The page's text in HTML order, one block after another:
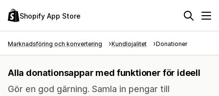
Shopify App Store
Marknadsföring och konvertering Kundlojalitet Donationer
Alla donationsappar med funktioner för ideell
Gör en god gärning. Samla in pengar till